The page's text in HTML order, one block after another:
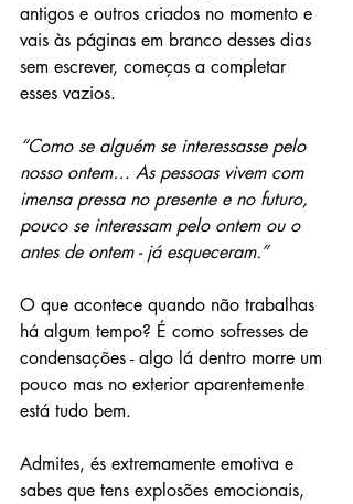
antigos e outros criados no momento e
vais às páginas em branco desses dias
sem escrever, começas a completar
esses vazios.
“Como se alguém se interessasse pelo
nosso ontem… As pessoas vivem com
imensa pressa no presente e no futuro,
pouco se interessam pelo ontem ou o
antes de ontem - já esqueceram.”
O que acontece quando não trabalhas
há algum tempo? É como sofresses de
condensações - algo lá dentro morre um
pouco mas no exterior aparentemente
está tudo bem.
Admites, és extremamente emotiva e
sabes que tens explosões emocionais,